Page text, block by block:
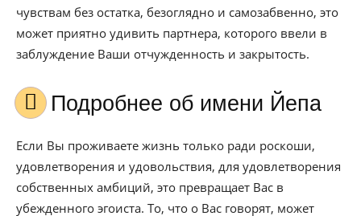
чувствам без остатка, безоглядно и самозабвенно, это
может приятно удивить партнера, которого ввели в
заблуждение Ваши отчужденность и закрытость.
Подробнее об имени Йепа
Если Вы проживаете жизнь только ради роскоши,
удовлетворения и удовольствия, для удовлетворения
собственных амбиций, это превращает Вас в
убежденного эгоиста. То, что о Вас говорят, может